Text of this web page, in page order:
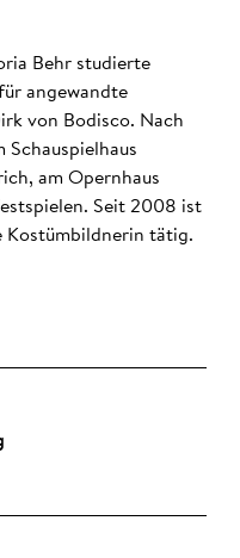
Behr studierte
angewandte
von Bodisco. Nach
Schauspielhaus
am Opernhaus
Seit 2008 ist
Kostümbildnerin tätig.